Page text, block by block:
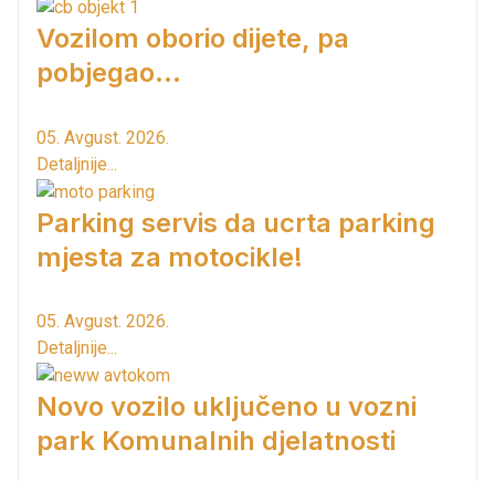
Vozilom oborio dijete, pa
pobjegao...
05. Avgust. 2026.
Detaljnije...
Parking servis da ucrta parking
mjesta za motocikle!
05. Avgust. 2026.
Detaljnije...
Novo vozilo uključeno u vozni
park Komunalnih djelatnosti